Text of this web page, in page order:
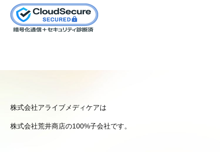
株式会社アライブメディケアは
株式会社荒井商店の100%子会社です。